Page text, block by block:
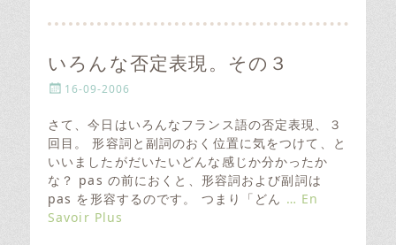
いろんな否定表現。その３
P
s
t
e
d
o
n
16-09-2006
さて、今日はいろんなフランス語の否定表現、３
回目。 形容詞と副詞のおく位置に気をつけて、と
いいましたがだいたいどんな感じか分かったか
な？ pas の前におくと、形容詞および副詞は
pas を形容するのです。 つまり「どん … En
Savoir Plus